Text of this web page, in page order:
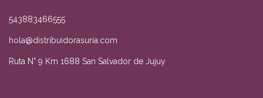
543883466555
hola@distribuidorasuria.com
Ruta N° 9 Km 1688 San Salvador de Jujuy